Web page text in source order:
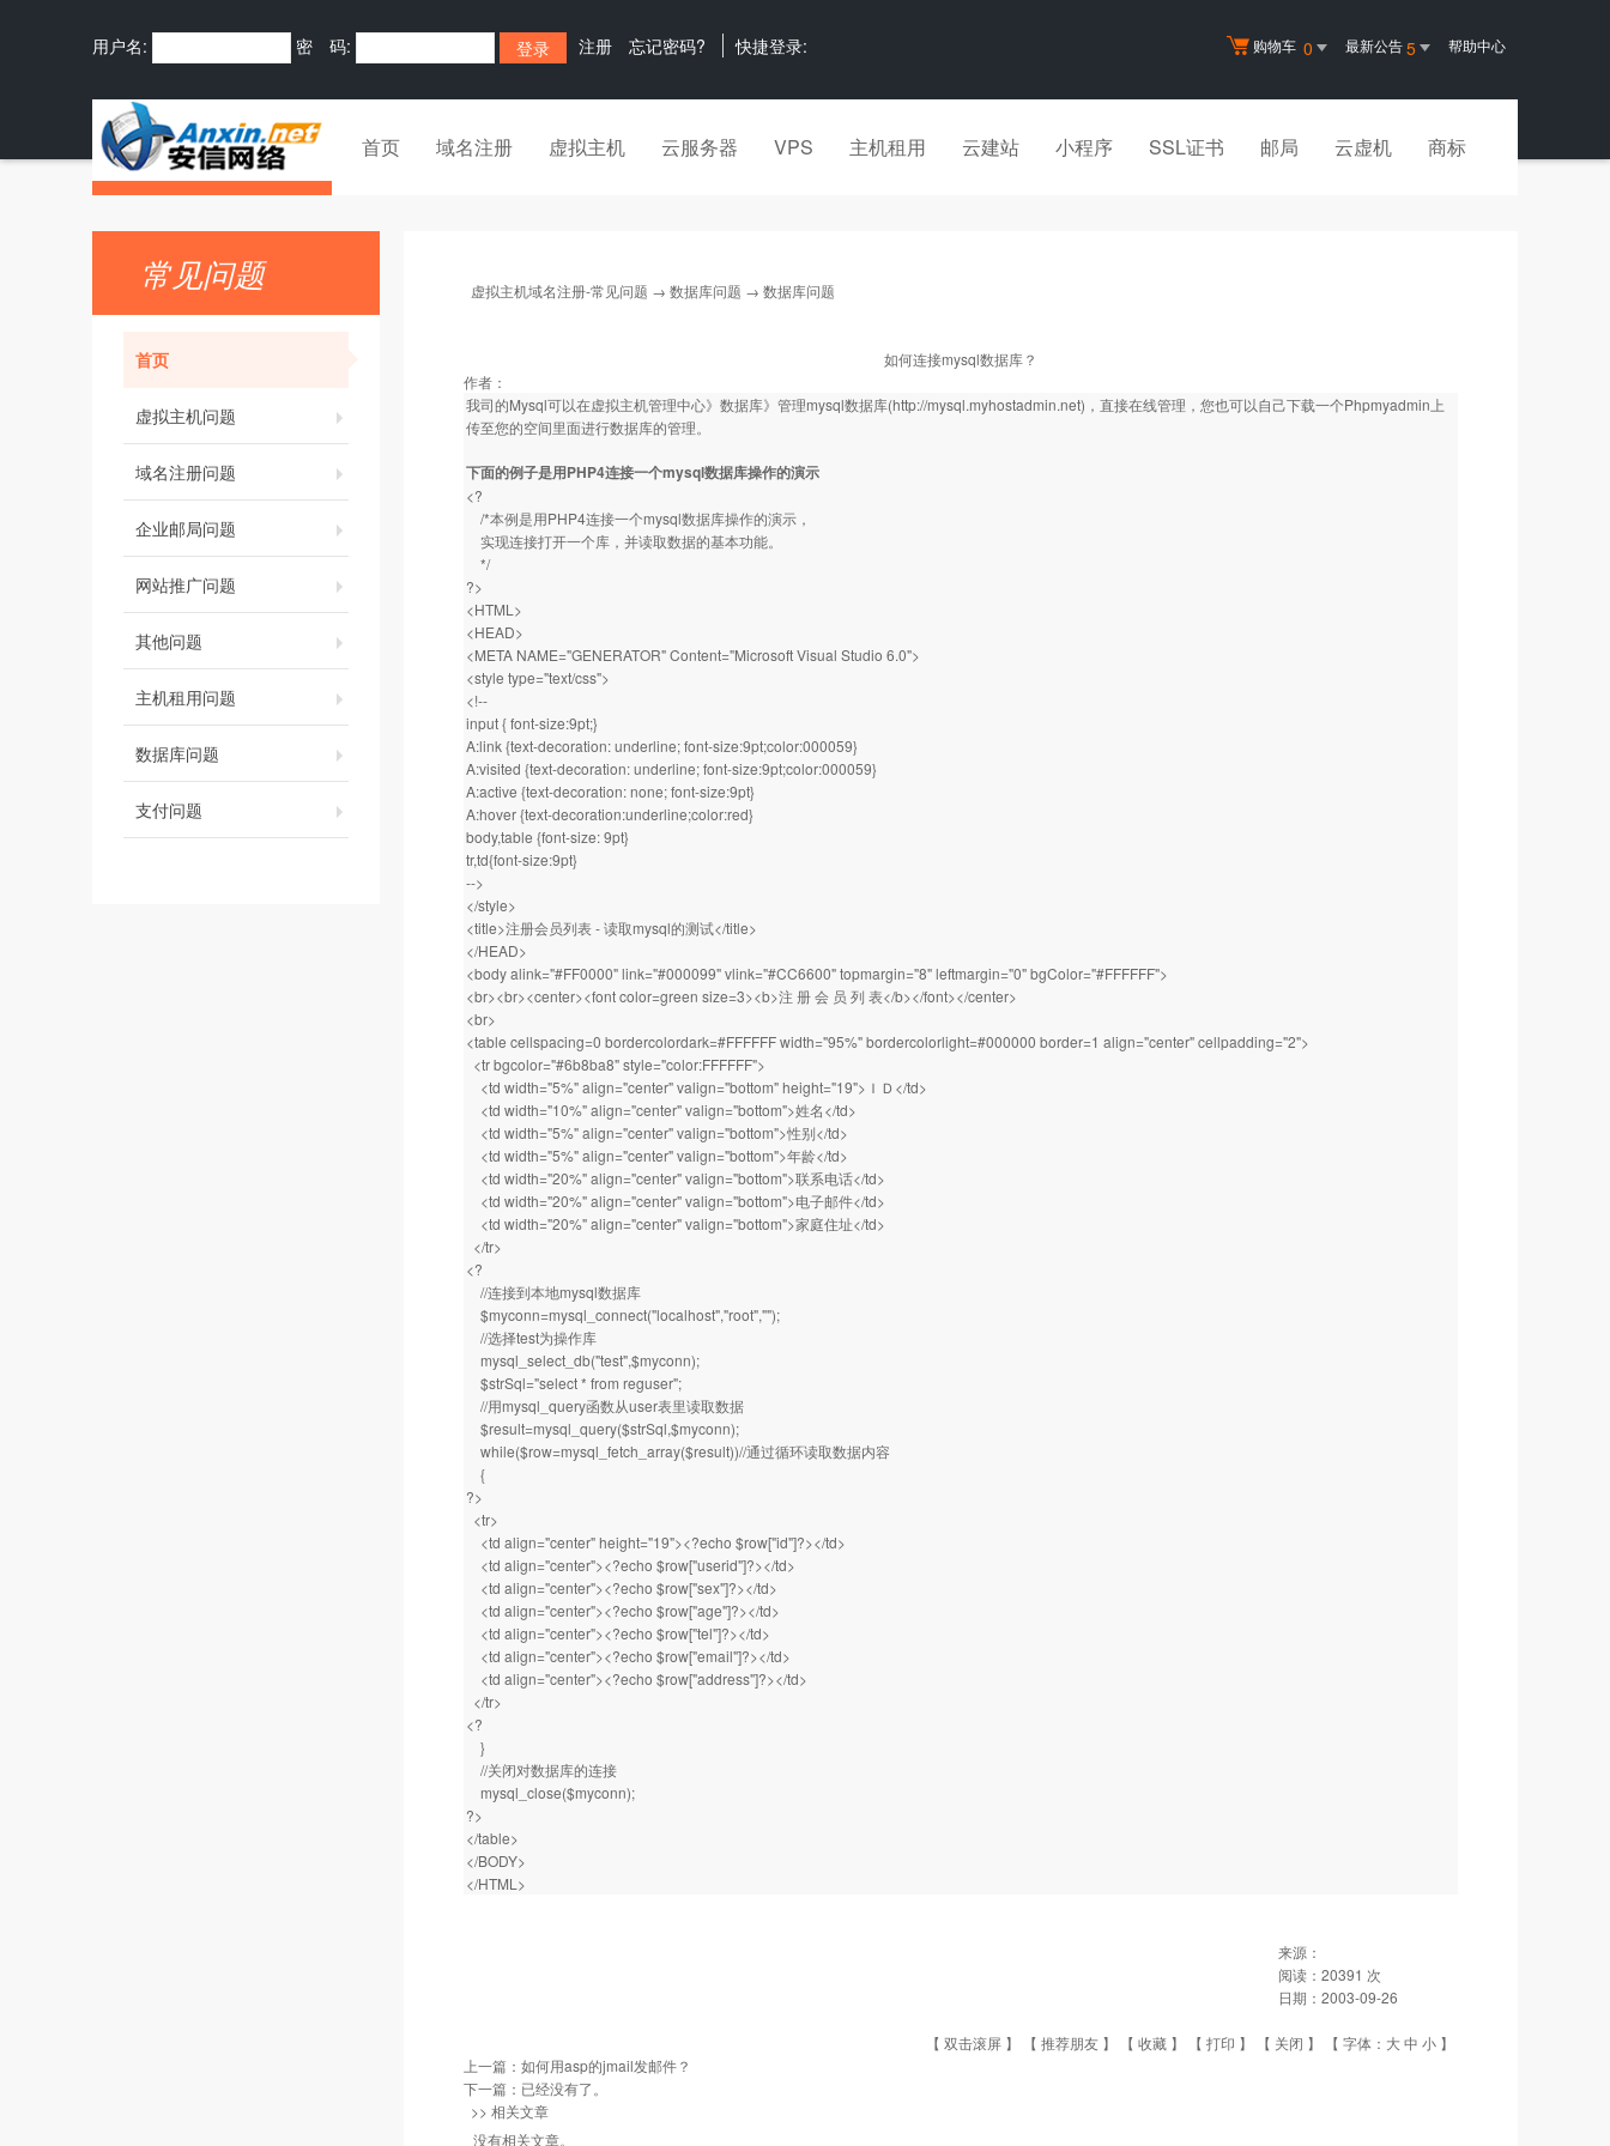
购物车 0 最新公告5 帮助中心
用户名: 密 码: 注册 忘记密码? 快捷登录:
首页 域名注册 虚拟主机 云服务器 VPS 主机租用 云建站 小程序 SSL证书 邮局 云虚机 商标
常见问题
首页
虚拟主机问题
域名注册问题
企业邮局问题
网站推广问题
其他问题
主机租用问题
数据库问题
支付问题
虚拟主机域名注册-常见问题 → 数据库问题 → 数据库问题
如何连接mysql数据库？
作者：
我司的Mysql可以在虚拟主机管理中心》数据库》管理mysql数据库(http://mysql.myhostadmin.net)，直接在线管理，您也可以自己下载一个Phpmyadmin上
传至您的空间里面进行数据库的管理。
下面的例子是用PHP4连接一个mysql数据库操作的演示
<?
/*本例是用PHP4连接一个mysql数据库操作的演示，
实现连接打开一个库，并读取数据的基本功能。
*/
?>
<HTML>
<HEAD>
<META NAME="GENERATOR" Content="Microsoft Visual Studio 6.0">
<style type="text/css">
<!--
input { font-size:9pt;}
A:link {text-decoration: underline; font-size:9pt;color:000059}
A:visited {text-decoration: underline; font-size:9pt;color:000059}
A:active {text-decoration: none; font-size:9pt}
A:hover {text-decoration:underline;color:red}
body,table {font-size: 9pt}
tr,td{font-size:9pt}
-->
</style>
<title>注册会员列表 - 读取mysql的测试</title>
</HEAD>
<body alink="#FF0000" link="#000099" vlink="#CC6600" topmargin="8" leftmargin="0" bgColor="#FFFFFF">
<br><br><center><font color=green size=3><b>注 册 会 员 列 表</b></font></center>
<br>
<table cellspacing=0 bordercolordark=#FFFFFF width="95%" bordercolorlight=#000000 border=1 align="center" cellpadding="2">
<tr bgcolor="#6b8ba8" style="color:FFFFFF">
<td width="5%" align="center" valign="bottom" height="19">ＩＤ</td>
<td width="10%" align="center" valign="bottom">姓名</td>
<td width="5%" align="center" valign="bottom">性别</td>
<td width="5%" align="center" valign="bottom">年龄</td>
<td width="20%" align="center" valign="bottom">联系电话</td>
<td width="20%" align="center" valign="bottom">电子邮件</td>
<td width="20%" align="center" valign="bottom">家庭住址</td>
</tr>
<?
//连接到本地mysql数据库
$myconn=mysql_connect("localhost","root","");
//选择test为操作库
mysql_select_db("test",$myconn);
$strSql="select * from reguser";
//用mysql_query函数从user表里读取数据
$result=mysql_query($strSql,$myconn);
while($row=mysql_fetch_array($result))//通过循环读取数据内容
{
?>
<tr>
<td align="center" height="19"><?echo $row["id"]?></td>
<td align="center"><?echo $row["userid"]?></td>
<td align="center"><?echo $row["sex"]?></td>
<td align="center"><?echo $row["age"]?></td>
<td align="center"><?echo $row["tel"]?></td>
<td align="center"><?echo $row["email"]?></td>
<td align="center"><?echo $row["address"]?></td>
</tr>
<?
}
//关闭对数据库的连接
mysql_close($myconn);
?>
</table>
</BODY>
</HTML>
来源：
阅读： 20391 次
日期： 2003-09-26
【 双击滚屏 】 【 推荐朋友 】 【 收藏 】 【 打印 】 【 关闭 】 【 字体： 大中 小 】
上一篇： 如何用asp的jmail发邮件？
下一篇：已经没有了。
>> 相关文章
没有相关文章。